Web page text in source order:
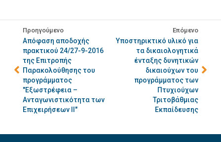
Προηγούμενο
Απόφαση αποδοχής
πρακτικού 24/27-9-2016
της Επιτροπής
Παρακολούθησης του
προγράμματος
"Εξωστρέφεια –
Ανταγωνιστικότητα των
Επιχειρήσεων ΙΙ"
Επόμενο
Υποστηρικτικό υλικό για
τα δικαιολογητικά
ένταξης δυνητικών
δικαιούχων του
προγράμματος των
Πτυχιούχων
Τριτοβάθμιας
Εκπαίδευσης